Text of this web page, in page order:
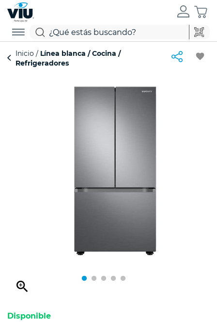
Inicio Línea blanca Cocina
Refrigeradores
favorite
zoom_in
Disponible